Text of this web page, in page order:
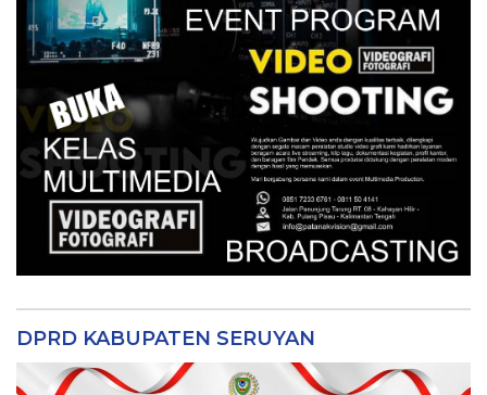
DPRD KABUPATEN SERUYAN